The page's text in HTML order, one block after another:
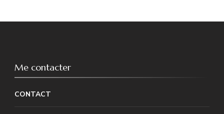
Me contacter
CONTACT